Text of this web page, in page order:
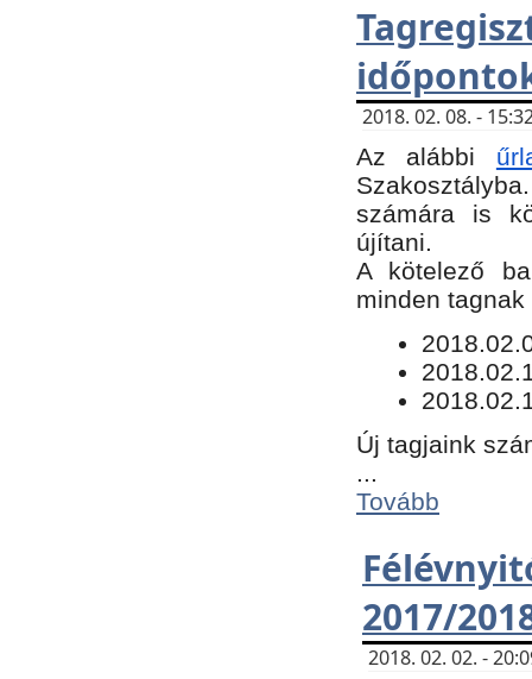
2018. 02. 08. -
Az alábbi
számára is
újítani.
​A kötelező
minden
Új tagjaink
Tovább
2017/
2018. 02. 02. -